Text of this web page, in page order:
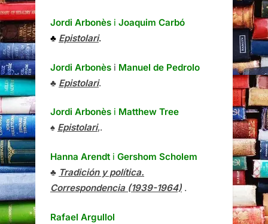
Jordi Arbonès i Joaquim Carbó
♣ Epistolari.
Jordi Arbonès i Manuel de Pedrolo
♣ Epistolari.
Jordi Arbonès i Matthew Tree
♠ Epistolari,.
Hanna Arendt i Gershom Scholem
♣ Tradición y política.
Correspondencia (1939-1964) .
Rafael Argullol